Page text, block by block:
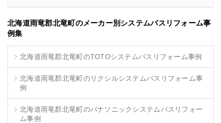
北海道雨竜郡北竜町のメーカー別システムバスリフォーム事
例集
北海道雨竜郡北竜町のTOTOシステムバスリフォーム事例
北海道雨竜郡北竜町のリクシルシステムバスリフォーム事
例
北海道雨竜郡北竜町のパナソニックシステムバスリフォー
ム事例